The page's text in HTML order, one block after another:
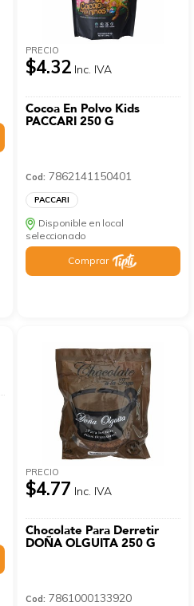
PRECIO
$4.32 Inc. IVA
Cocoa En Polvo Kids
PACCARI 250 G
Cod: 7862141150401
PACCARI
Disponible en local
seleccionado
Comprar
PRECIO
$4.77 Inc. IVA
Chocolate Para Derretir
DOÑA OLGUITA 250 G
Cod: 7861000133920